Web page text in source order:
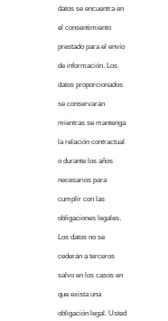
datos se encuentra en
el consentimiento
prestado para el envío
de información. Los
datos proporcionados
se conservarán
mientras se mantenga
la relación contractual
o durante los años
necesarios para
cumplir con las
obligaciones legales.
Los datos no se
cederán a terceros
salvo en los casos en
que exista una
obligación legal. Usted